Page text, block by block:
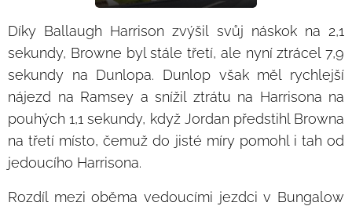
Díky Ballaugh Harrison zvýšil svůj náskok na 2,1
sekundy, Browne byl stále třetí, ale nyní ztrácel 7,9
sekundy na Dunlopa. Dunlop však měl rychlejší
nájezd na Ramsey a snížil ztrátu na Harrisona na
pouhých 1,1 sekundy, když Jordan předstihl Browna
na třetí místo, čemuž do jisté míry pomohl i tah od
jedoucího Harrisona.
Rozdíl mezi oběma vedoucími jezdci v Bungalow